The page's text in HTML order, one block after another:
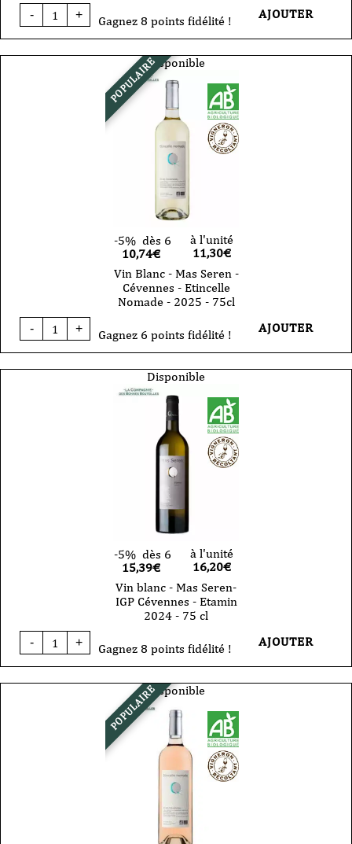
-
quantité
de
-
+ Gagnez 8 points fidélité ! AJOUTER
POPULAIREDisponible
-5% dès 6
10,74€
à l'unité
11,30€
Vin Blanc - Mas Seren -
Cévennes - Etincelle
Nomade - 2025 - 75cl
-
quantité
de
-
+ Gagnez 6 points fidélité ! AJOUTER
Disponible
-5% dès 6
15,39€
à l'unité
16,20€
Vin blanc - Mas Seren-
IGP Cévennes - Etamin
2024 - 75 cl
-
quantité
de
-
+ Gagnez 8 points fidélité ! AJOUTER
POPULAIREDisponible